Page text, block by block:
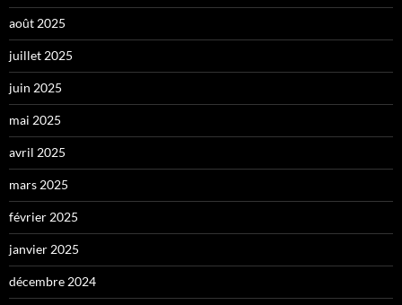
août 2025
juillet 2025
juin 2025
mai 2025
avril 2025
mars 2025
février 2025
janvier 2025
décembre 2024